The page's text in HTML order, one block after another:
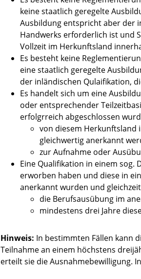
keine staatlich geregelte
Ausbildung entspricht aber der
Handwerks erforderlich ist und
Vollzeit im Herkunftsland
Es besteht keine
eine staatlich geregelte
der inländischen Qulaifikation,
Es handelt sich um eine
oder entsprechender
erfolgrreich abgeschlossen
von diesem Herkunftsland
gleichwertig anerkannt
zur Aufnahme oder
Eine Qualifikation in einem
erworben haben und diese in
anerkannt wurden und
die Berufsausübung im
mindestens drei Jahre
Hinweis: In bestimmten Fällen kann
Teilnahme an einem höchstens
erteilt sie die Ausnahmebewilligung.